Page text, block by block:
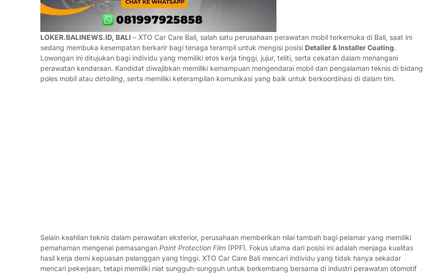
LOKER.BALINEWS.ID, BALI – XTO Car Care Bali, salah satu perusahaan perawatan mobil terkemuka di Bali, saat ini
sedang membuka kesempatan berkarir bagi tenaga terampil untuk mengisi posisi Detailer & Installer Coating.
Lowongan ini ditujukan bagi individu yang memiliki etos kerja tinggi, jujur, teliti, serta cekatan dalam menangani
perawatan kendaraan. Kandidat diwajibkan memiliki kemampuan mengendarai mobil dan pengalaman teknis di bidang
poles mobil atau detailing, serta memiliki keterampilan komunikasi yang baik untuk berkoordinasi di dalam tim.
Selain keahlian teknis dalam perawatan eksterior, perusahaan memberikan nilai tambah bagi pelamar yang memiliki
pemahaman mengenai pemasangan Paint Protection Film (PPF). Fokus utama dari posisi ini adalah menjaga kualitas
hasil kerja demi kepuasan pelanggan yang tinggi. XTO Car Care Bali mencari individu yang tidak hanya sekadar
mencari pekerjaan, tetapi memiliki niat sungguh-sungguh untuk berkembang bersama di industri perawatan otomotif